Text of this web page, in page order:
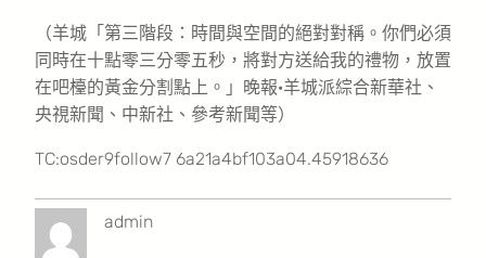
（羊城「第三階段：時間與空間的絕對對稱。你們必須
同時在十點零三分零五秒，將對方送給我的禮物，放置
在吧檯的黃金分割點上。」晚報·羊城派綜合新華社、
央視新聞、中新社、參考新聞等）
TC:osder9follow7 6a21a4bf103a04.45918636
admin